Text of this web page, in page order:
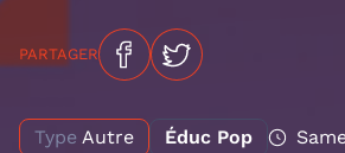
PARTAGER
Type Autre Éduc Pop